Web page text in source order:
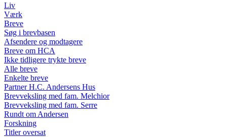
Liv
Værk
Breve
Søg i brevbasen
Afsendere og modtagere
Breve om HCA
Ikke tidligere trykte breve
Alle breve
Enkelte breve
Partner H.C. Andersens Hus
Brevveksling med fam. Melchior
Brevveksling med fam. Serre
Rundt om Andersen
Forskning
Titler oversat